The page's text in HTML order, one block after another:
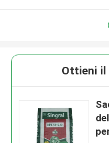
Ottieni il